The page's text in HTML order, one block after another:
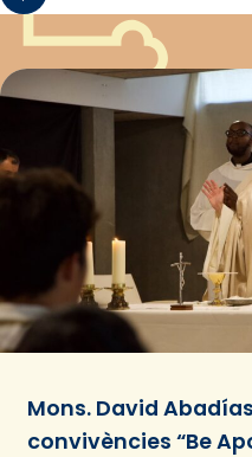
Mons. David
convivències “Be